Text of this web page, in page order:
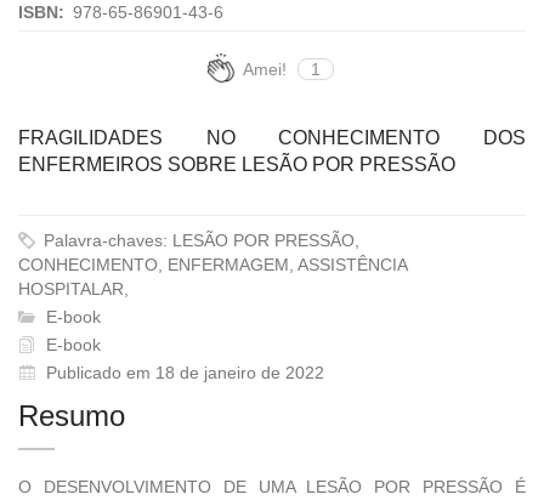
ISBN: 978-65-86901-43-6
Amei! 1
FRAGILIDADES NO CONHECIMENTO DOS
ENFERMEIROS SOBRE LESÃO POR PRESSÃO
Palavra-chaves: LESÃO POR PRESSÃO,
CONHECIMENTO, ENFERMAGEM, ASSISTÊNCIA
HOSPITALAR,
E-book
E-book
Publicado em 18 de janeiro de 2022
Resumo
O DESENVOLVIMENTO DE UMA LESÃO POR PRESSÃO É